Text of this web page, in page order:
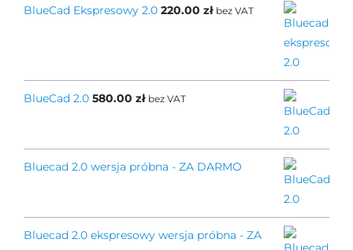
BlueCad Ekspresowy 2.0 220.00 zł bez VAT
BlueCad 2.0 580.00 zł bez VAT
Bluecad 2.0 wersja próbna - ZA DARMO
Bluecad 2.0 ekspresowy wersja próbna - ZA